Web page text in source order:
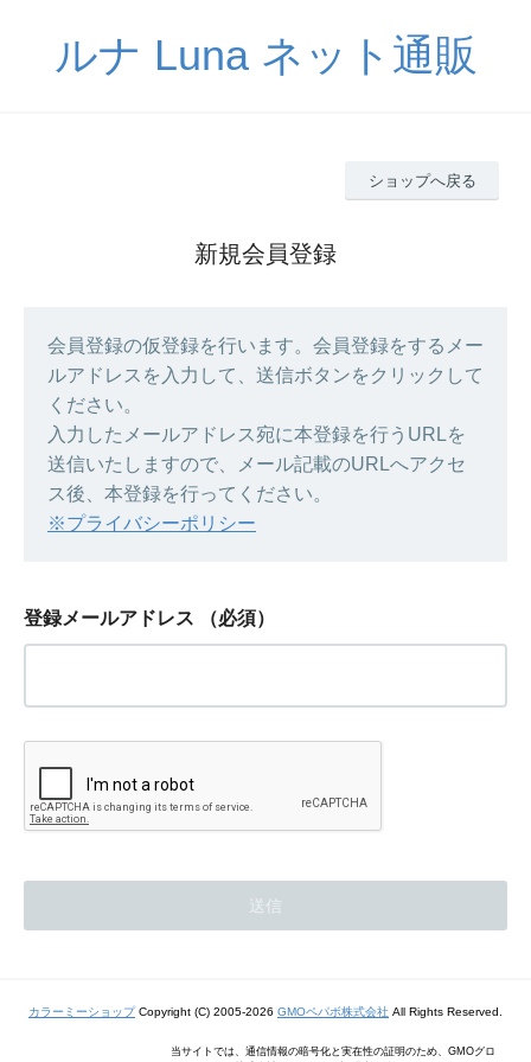
ルナ Luna ネット通販
ショップへ戻る
新規会員登録
会員登録の仮登録を行います。会員登録をするメー
ルアドレスを入力して、送信ボタンをクリックして
ください。
入力したメールアドレス宛に本登録を行うURLを
送信いたしますので、メール記載のURLへアクセ
ス後、本登録を行ってください。
※プライバシーポリシー
登録メールアドレス （必須）
カラーミーショップCopyright (C) 2005-2026 GMOペパボ株式会社 All Rights Reserved.
当サイトでは、通信情報の暗号化と実在性の証明のため、GMOグロ